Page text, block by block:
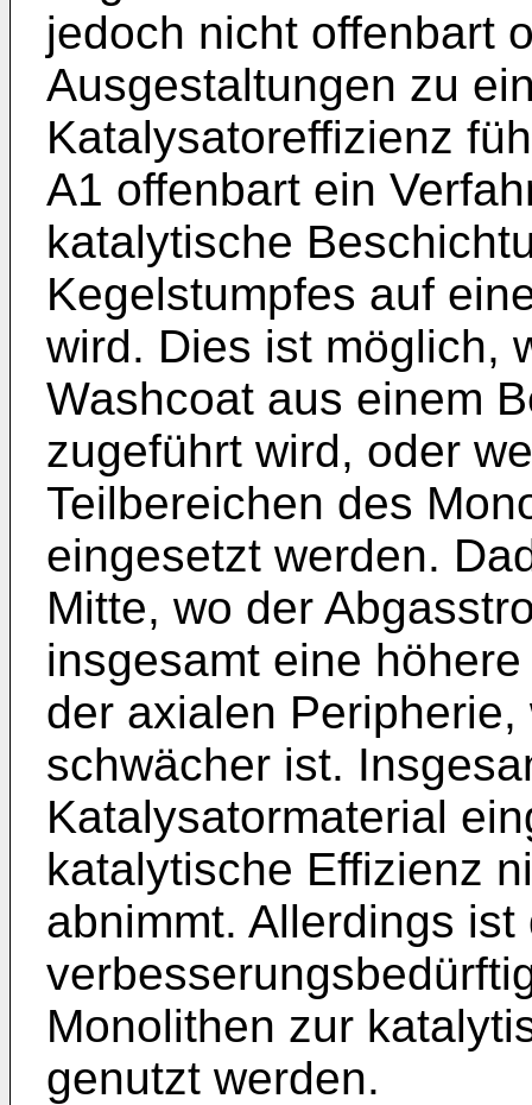
jedoch nicht offenbart
Ausgestaltungen zu
Katalysatoreffizienz
A1 offenbart ein
katalytische
Kegelstumpfes auf
wird. Dies ist möglich,
Washcoat aus einem
zugeführt wird, oder
Teilbereichen des
eingesetzt werden.
Mitte, wo der
insgesamt eine
der axialen
schwächer ist.
Katalysatormaterial
katalytische Effizienz
abnimmt. Allerdings
Monolithen zur
genutzt werden.